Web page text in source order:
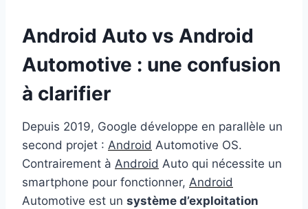
Android Auto vs Android
Automotive : une confusion
à clarifier
Depuis 2019, Google développe en parallèle un
second projet : Android Automotive OS.
Contrairement à Android Auto qui nécessite un
smartphone pour fonctionner, Android
Automotive est un système d’exploitation